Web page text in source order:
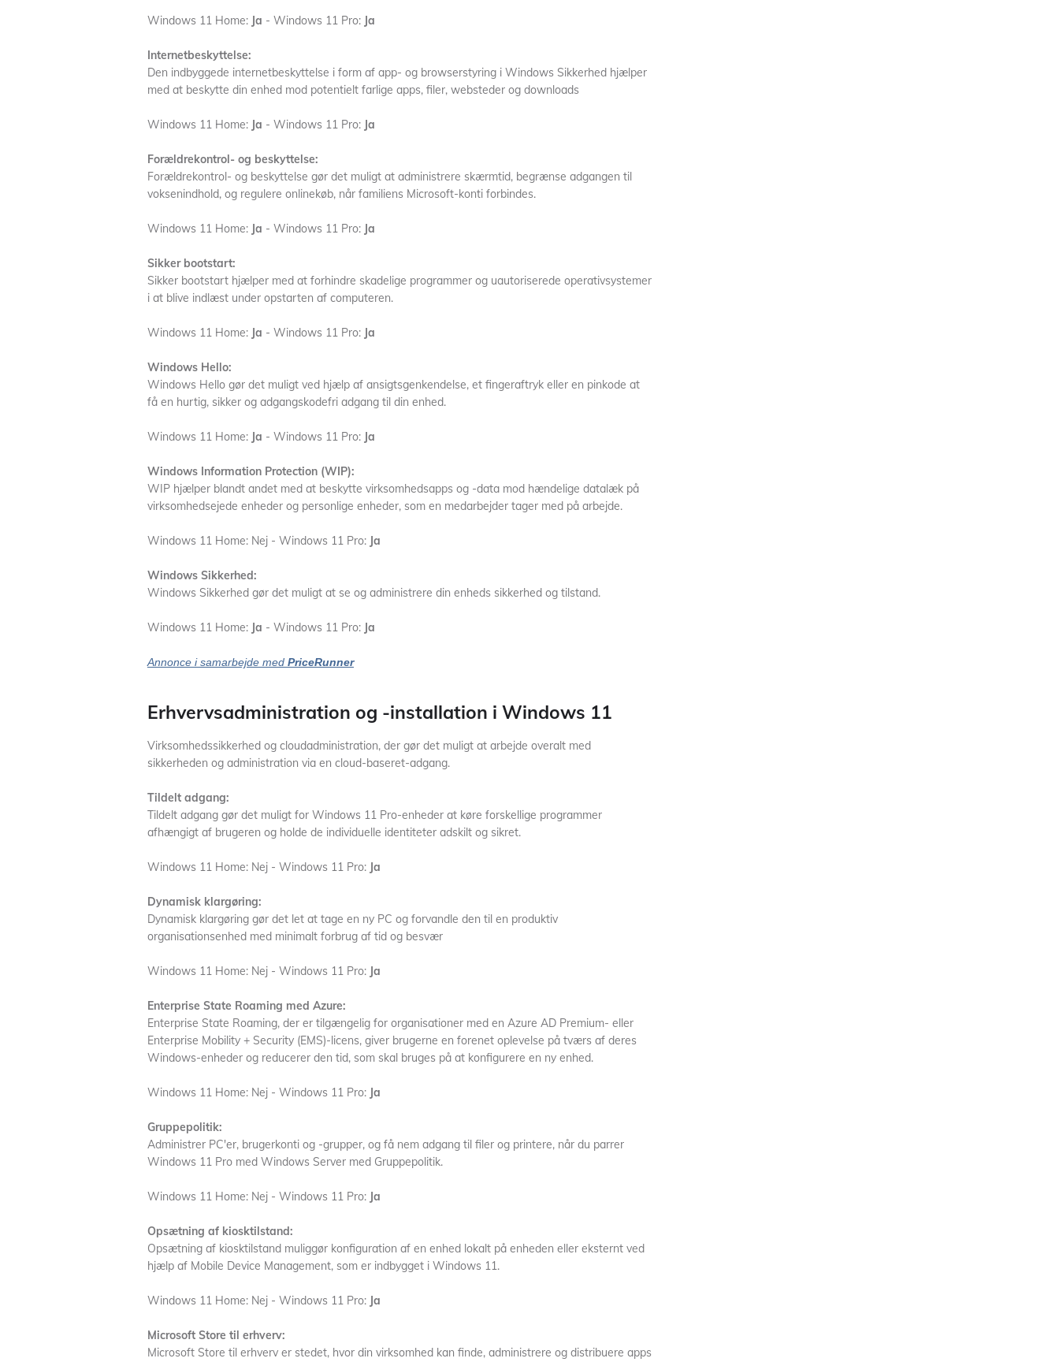
Windows 11 Home: Ja - Windows 11 Pro: Ja
Internetbeskyttelse:
Den indbyggede internetbeskyttelse i form af app- og browserstyring i Windows Sikkerhed hjælper
med at beskytte din enhed mod potentielt farlige apps, filer, websteder og downloads
Windows 11 Home: Ja - Windows 11 Pro: Ja
Forældrekontrol- og beskyttelse:
Forældrekontrol- og beskyttelse gør det muligt at administrere skærmtid, begrænse adgangen til
voksenindhold, og regulere onlinekøb, når familiens Microsoft-konti forbindes.
Windows 11 Home: Ja - Windows 11 Pro: Ja
Sikker bootstart:
Sikker bootstart hjælper med at forhindre skadelige programmer og uautoriserede operativsystemer
i at blive indlæst under opstarten af computeren.
Windows 11 Home: Ja - Windows 11 Pro: Ja
Windows Hello:
Windows Hello gør det muligt ved hjælp af ansigtsgenkendelse, et fingeraftryk eller en pinkode at
få en hurtig, sikker og adgangskodefri adgang til din enhed.
Windows 11 Home: Ja - Windows 11 Pro: Ja
Windows Information Protection (WIP):
WIP hjælper blandt andet med at beskytte virksomhedsapps og -data mod hændelige datalæk på
virksomhedsejede enheder og personlige enheder, som en medarbejder tager med på arbejde.
Windows 11 Home: Nej - Windows 11 Pro: Ja
Windows Sikkerhed:
Windows Sikkerhed gør det muligt at se og administrere din enheds sikkerhed og tilstand.
Windows 11 Home: Ja - Windows 11 Pro: Ja
Annonce i samarbejde med PriceRunner
Erhvervsadministration og -installation i Windows 11
Virksomhedssikkerhed og cloudadministration, der gør det muligt at arbejde overalt med
sikkerheden og administration via en cloud-baseret-adgang.
Tildelt adgang:
Tildelt adgang gør det muligt for Windows 11 Pro-enheder at køre forskellige programmer
afhængigt af brugeren og holde de individuelle identiteter adskilt og sikret.
Windows 11 Home: Nej - Windows 11 Pro: Ja
Dynamisk klargøring:
Dynamisk klargøring gør det let at tage en ny PC og forvandle den til en produktiv
organisationsenhed med minimalt forbrug af tid og besvær
Windows 11 Home: Nej - Windows 11 Pro: Ja
Enterprise State Roaming med Azure:
Enterprise State Roaming, der er tilgængelig for organisationer med en Azure AD Premium- eller
Enterprise Mobility + Security (EMS)-licens, giver brugerne en forenet oplevelse på tværs af deres
Windows-enheder og reducerer den tid, som skal bruges på at konfigurere en ny enhed.
Windows 11 Home: Nej - Windows 11 Pro: Ja
Gruppepolitik:
Administrer PC'er, brugerkonti og -grupper, og få nem adgang til filer og printere, når du parrer
Windows 11 Pro med Windows Server med Gruppepolitik.
Windows 11 Home: Nej - Windows 11 Pro: Ja
Opsætning af kiosktilstand:
Opsætning af kiosktilstand muliggør konfiguration af en enhed lokalt på enheden eller eksternt ved
hjælp af Mobile Device Management, som er indbygget i Windows 11.
Windows 11 Home: Nej - Windows 11 Pro: Ja
Microsoft Store til erhverv:
Microsoft Store til erhverv er stedet, hvor din virksomhed kan finde, administrere og distribuere apps